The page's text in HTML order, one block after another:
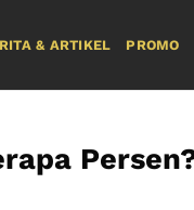
& ARTIKEL PROMO